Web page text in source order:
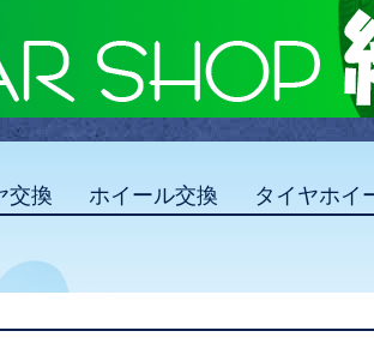
交換 ホイール交換 タイヤホイ